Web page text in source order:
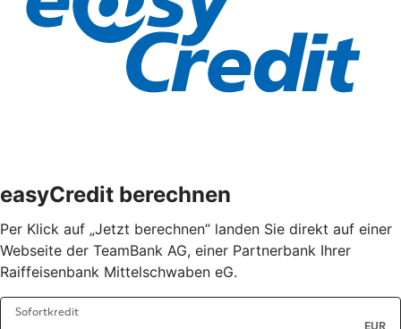
easyCredit berechnen
Per Klick auf „Jetzt berechnen” landen Sie direkt auf einer
Webseite der TeamBank AG, einer Partnerbank Ihrer
Raiffeisenbank Mittelschwaben eG.